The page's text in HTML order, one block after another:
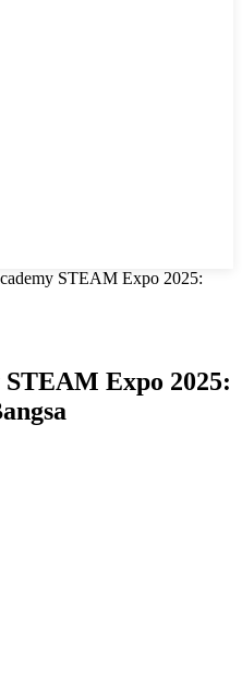
STEAM Expo 2025:
Expo 2025: